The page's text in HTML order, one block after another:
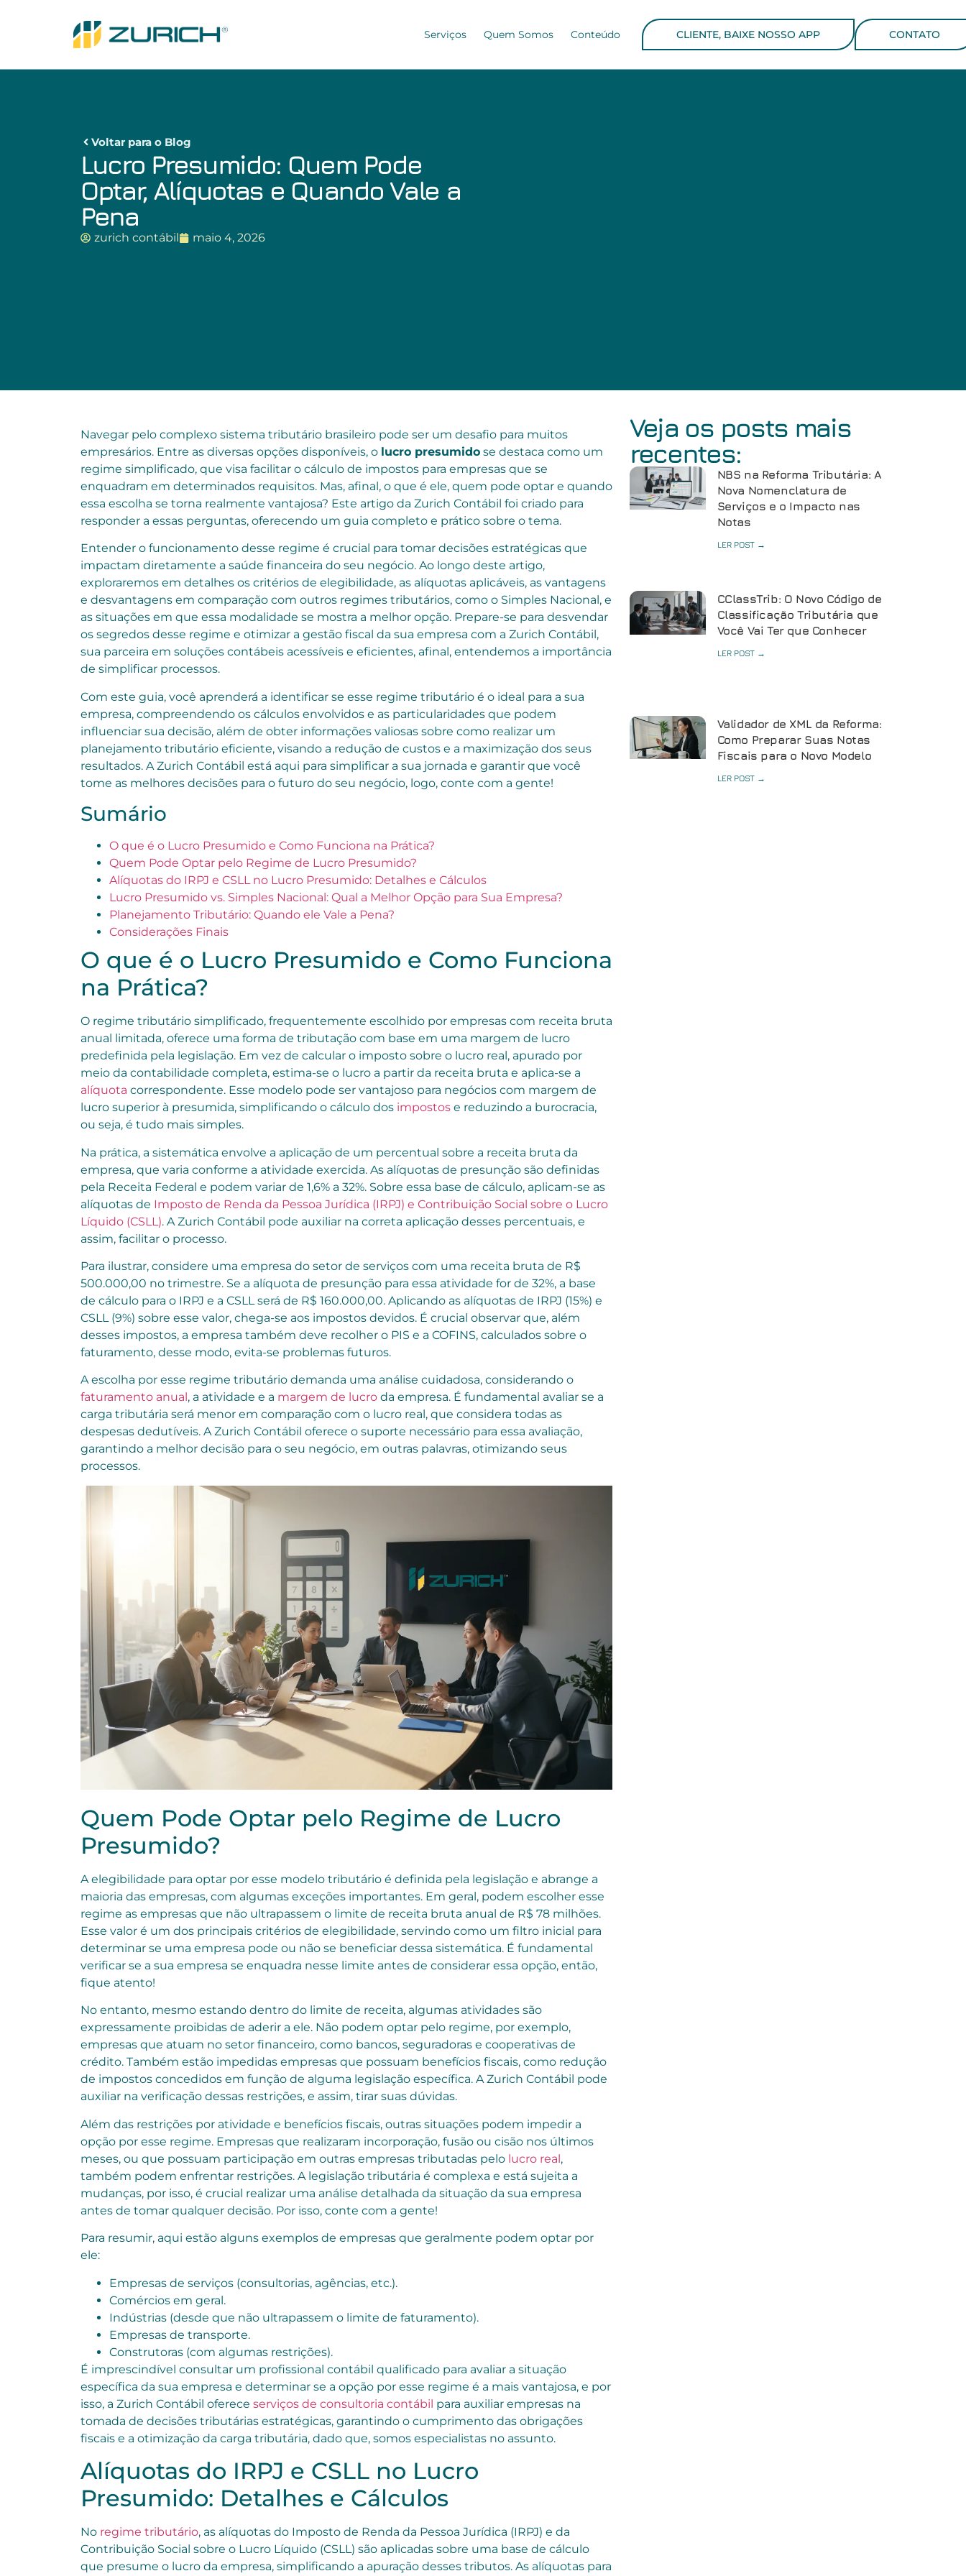
Serviços Quem Somos Conteúdo CLIENTE, BAIXE NOSSO APP CONTATO
Voltar para o Blog
Lucro Presumido: Quem Pode
Optar, Alíquotas e Quando Vale a
Pena
zurich contábil maio 4, 2026
Veja os posts mais
recentes:
NBS na Reforma Tributária: A
Nova Nomenclatura de
Serviços e o Impacto nas
Notas
LER POST →
CClassTrib: O Novo Código de
Classificação Tributária que
Você Vai Ter que Conhecer
LER POST →
Validador de XML da Reforma:
Como Preparar Suas Notas
Fiscais para o Novo Modelo
LER POST →
Navegar pelo complexo sistema tributário brasileiro pode ser um desafio para muitos
empresários. Entre as diversas opções disponíveis, o lucro presumido se destaca como um
regime simplificado, que visa facilitar o cálculo de impostos para empresas que se
enquadram em determinados requisitos. Mas, afinal, o que é ele, quem pode optar e quando
essa escolha se torna realmente vantajosa? Este artigo da Zurich Contábil foi criado para
responder a essas perguntas, oferecendo um guia completo e prático sobre o tema.
Entender o funcionamento desse regime é crucial para tomar decisões estratégicas que
impactam diretamente a saúde financeira do seu negócio. Ao longo deste artigo,
exploraremos em detalhes os critérios de elegibilidade, as alíquotas aplicáveis, as vantagens
e desvantagens em comparação com outros regimes tributários, como o Simples Nacional, e
as situações em que essa modalidade se mostra a melhor opção. Prepare-se para desvendar
os segredos desse regime e otimizar a gestão fiscal da sua empresa com a Zurich Contábil,
sua parceira em soluções contábeis acessíveis e eficientes, afinal, entendemos a importância
de simplificar processos.
Com este guia, você aprenderá a identificar se esse regime tributário é o ideal para a sua
empresa, compreendendo os cálculos envolvidos e as particularidades que podem
influenciar sua decisão, além de obter informações valiosas sobre como realizar um
planejamento tributário eficiente, visando a redução de custos e a maximização dos seus
resultados. A Zurich Contábil está aqui para simplificar a sua jornada e garantir que você
tome as melhores decisões para o futuro do seu negócio, logo, conte com a gente!
Sumário
O que é o Lucro Presumido e Como Funciona na Prática?
Quem Pode Optar pelo Regime de Lucro Presumido?
Alíquotas do IRPJ e CSLL no Lucro Presumido: Detalhes e Cálculos
Lucro Presumido vs. Simples Nacional: Qual a Melhor Opção para Sua Empresa?
Planejamento Tributário: Quando ele Vale a Pena?
Considerações Finais
O que é o Lucro Presumido e Como Funciona
na Prática?
O regime tributário simplificado, frequentemente escolhido por empresas com receita bruta
anual limitada, oferece uma forma de tributação com base em uma margem de lucro
predefinida pela legislação. Em vez de calcular o imposto sobre o lucro real, apurado por
meio da contabilidade completa, estima-se o lucro a partir da receita bruta e aplica-se a
alíquota correspondente. Esse modelo pode ser vantajoso para negócios com margem de
lucro superior à presumida, simplificando o cálculo dos impostos e reduzindo a burocracia,
ou seja, é tudo mais simples.
Na prática, a sistemática envolve a aplicação de um percentual sobre a receita bruta da
empresa, que varia conforme a atividade exercida. As alíquotas de presunção são definidas
pela Receita Federal e podem variar de 1,6% a 32%. Sobre essa base de cálculo, aplicam-se as
alíquotas de Imposto de Renda da Pessoa Jurídica (IRPJ) e Contribuição Social sobre o Lucro
Líquido (CSLL). A Zurich Contábil pode auxiliar na correta aplicação desses percentuais, e
assim, facilitar o processo.
Para ilustrar, considere uma empresa do setor de serviços com uma receita bruta de R$
500.000,00 no trimestre. Se a alíquota de presunção para essa atividade for de 32%, a base
de cálculo para o IRPJ e a CSLL será de R$ 160.000,00. Aplicando as alíquotas de IRPJ (15%) e
CSLL (9%) sobre esse valor, chega-se aos impostos devidos. É crucial observar que, além
desses impostos, a empresa também deve recolher o PIS e a COFINS, calculados sobre o
faturamento, desse modo, evita-se problemas futuros.
A escolha por esse regime tributário demanda uma análise cuidadosa, considerando o
faturamento anual , a atividade e a margem de lucro da empresa. É fundamental avaliar se a
carga tributária será menor em comparação com o lucro real, que considera todas as
despesas dedutíveis. A Zurich Contábil oferece o suporte necessário para essa avaliação,
garantindo a melhor decisão para o seu negócio, em outras palavras, otimizando seus
processos.
Quem Pode Optar pelo Regime de Lucro
Presumido?
A elegibilidade para optar por esse modelo tributário é definida pela legislação e abrange a
maioria das empresas, com algumas exceções importantes. Em geral, podem escolher esse
regime as empresas que não ultrapassem o limite de receita bruta anual de R$ 78 milhões.
Esse valor é um dos principais critérios de elegibilidade, servindo como um filtro inicial para
determinar se uma empresa pode ou não se beneficiar dessa sistemática. É fundamental
verificar se a sua empresa se enquadra nesse limite antes de considerar essa opção, então,
fique atento!
No entanto, mesmo estando dentro do limite de receita, algumas atividades são
expressamente proibidas de aderir a ele. Não podem optar pelo regime, por exemplo,
empresas que atuam no setor financeiro, como bancos, seguradoras e cooperativas de
crédito. Também estão impedidas empresas que possuam benefícios fiscais, como redução
de impostos concedidos em função de alguma legislação específica. A Zurich Contábil pode
auxiliar na verificação dessas restrições, e assim, tirar suas dúvidas.
Além das restrições por atividade e benefícios fiscais, outras situações podem impedir a
opção por esse regime. Empresas que realizaram incorporação, fusão ou cisão nos últimos
meses, ou que possuam participação em outras empresas tributadas pelo lucro real,
também podem enfrentar restrições. A legislação tributária é complexa e está sujeita a
mudanças, por isso, é crucial realizar uma análise detalhada da situação da sua empresa
antes de tomar qualquer decisão. Por isso, conte com a gente!
Para resumir, aqui estão alguns exemplos de empresas que geralmente podem optar por
ele:
Empresas de serviços (consultorias, agências, etc.).
Comércios em geral.
Indústrias (desde que não ultrapassem o limite de faturamento).
Empresas de transporte.
Construtoras (com algumas restrições).
É imprescindível consultar um profissional contábil qualificado para avaliar a situação
específica da sua empresa e determinar se a opção por esse regime é a mais vantajosa, e por
isso, a Zurich Contábil oferece serviços de consultoria contábil para auxiliar empresas na
tomada de decisões tributárias estratégicas, garantindo o cumprimento das obrigações
fiscais e a otimização da carga tributária, dado que, somos especialistas no assunto.
Alíquotas do IRPJ e CSLL no Lucro
Presumido: Detalhes e Cálculos
No regime tributário, as alíquotas do Imposto de Renda da Pessoa Jurídica (IRPJ) e da
Contribuição Social sobre o Lucro Líquido (CSLL) são aplicadas sobre uma base de cálculo
que presume o lucro da empresa, simplificando a apuração desses tributos. As alíquotas para